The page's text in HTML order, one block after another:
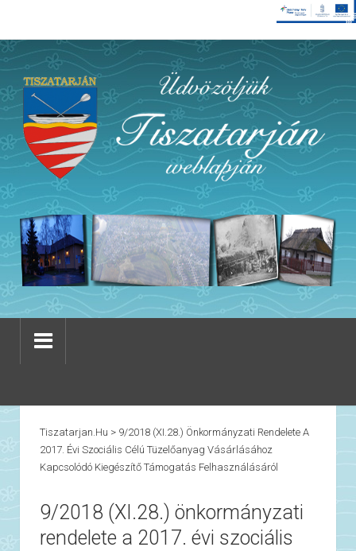
Tiszatarjan.hu > 9/2018 (XI.28.) Önkormányzati Rendelete A
2017. Évi Szociális Célú Tüzelőanyag Vásárlásához
Kapcsolódó Kiegészítő Támogatás Felhasználásáról
9/2018 (XI.28.) önkormányzati
rendelete a 2017. évi szociális